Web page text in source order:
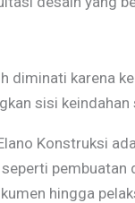
diminati karena
sisi
Konstruksi
hingga